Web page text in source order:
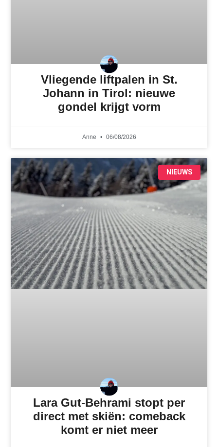
Vliegende liftpalen in St.
Johann in Tirol: nieuwe
gondel krijgt vorm
Anne 06/08/2026
NIEUWS
Lara Gut-Behrami stopt per
direct met skiën: comeback
komt er niet meer